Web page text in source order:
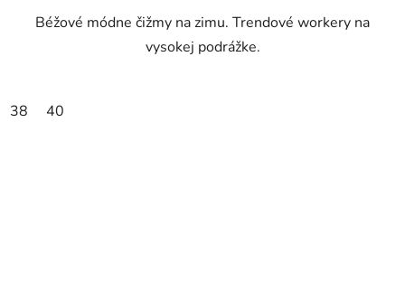
Béžové módne čižmy na zimu. Trendové workery na
vysokej podrážke.
38 40